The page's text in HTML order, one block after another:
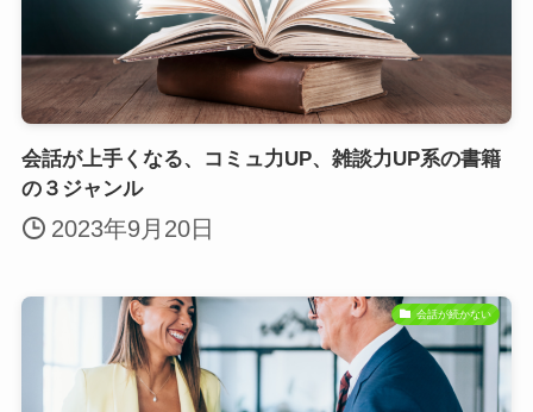
会話が上手くなる、コミュ力UP、雑談力UP系の書籍
の３ジャンル
2023年9月20日
会話が続かない